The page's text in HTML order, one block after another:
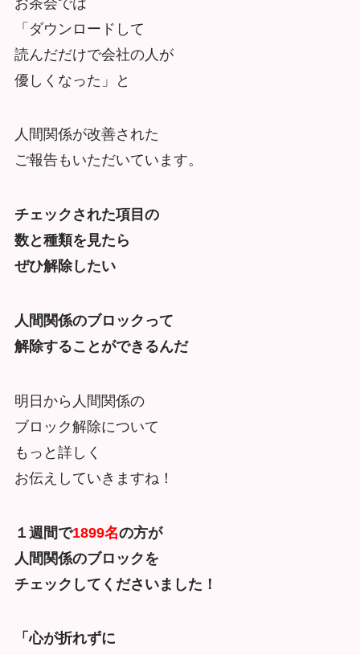
「ダウンロードして
読んだだけで会社の人が
優しくなった」と
人間関係が改善された
ご報告もいただいています。
チェックされた項目の
数と種類を見たら
ぜひ解除したい
人間関係のブロックって
解除することができるんだ
明日から人間関係の
ブロック解除について
もっと詳しく
お伝えしていきますね！
１週間で1899名の方が
人間関係のブロックを
チェックしてくださいました！
「心が折れずに